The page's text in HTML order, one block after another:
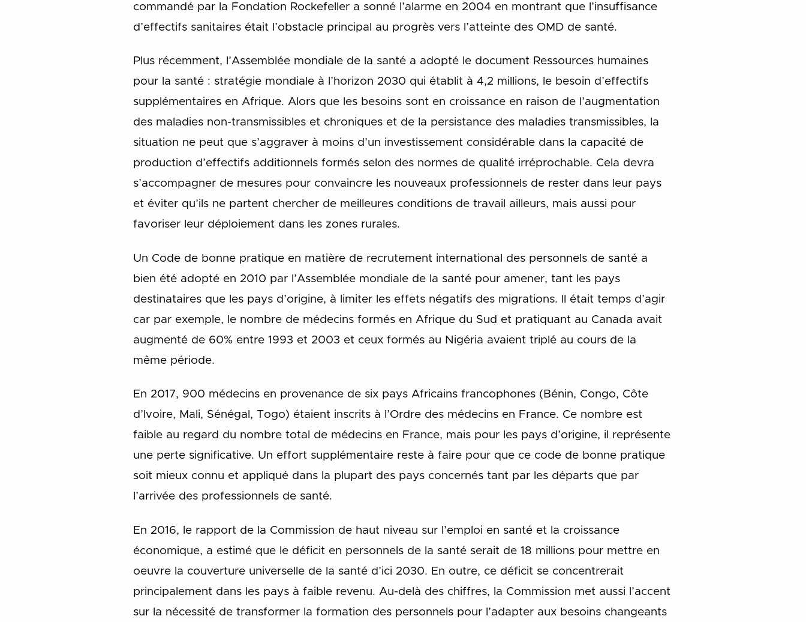
commandé par la Fondation Rockefeller a sonné l’alarme en 2004 en montrant que l’insuffisance
d’effectifs sanitaires était l’obstacle principal au progrès vers l’atteinte des OMD de santé.
Plus récemment, l’Assemblée mondiale de la santé a adopté le document Ressources humaines
pour la santé : stratégie mondiale à l’horizon 2030 qui établit à 4,2 millions, le besoin d’effectifs
supplémentaires en Afrique. Alors que les besoins sont en croissance en raison de l’augmentation
des maladies non-transmissibles et chroniques et de la persistance des maladies transmissibles, la
situation ne peut que s’aggraver à moins d’un investissement considérable dans la capacité de
production d’effectifs additionnels formés selon des normes de qualité irréprochable. Cela devra
s’accompagner de mesures pour convaincre les nouveaux professionnels de rester dans leur pays
et éviter qu’ils ne partent chercher de meilleures conditions de travail ailleurs, mais aussi pour
favoriser leur déploiement dans les zones rurales.
Un Code de bonne pratique en matière de recrutement international des personnels de santé a
bien été adopté en 2010 par l’Assemblée mondiale de la santé pour amener, tant les pays
destinataires que les pays d’origine, à limiter les effets négatifs des migrations. Il était temps d’agir
car par exemple, le nombre de médecins formés en Afrique du Sud et pratiquant au Canada avait
augmenté de 60% entre 1993 et 2003 et ceux formés au Nigéria avaient triplé au cours de la
même période.
En 2017, 900 médecins en provenance de six pays Africains francophones (Bénin, Congo, Côte
d’Ivoire, Mali, Sénégal, Togo) étaient inscrits à l’Ordre des médecins en France. Ce nombre est
faible au regard du nombre total de médecins en France, mais pour les pays d’origine, il représente
une perte significative. Un effort supplémentaire reste à faire pour que ce code de bonne pratique
soit mieux connu et appliqué dans la plupart des pays concernés tant par les départs que par
l’arrivée des professionnels de santé.
En 2016, le rapport de la Commission de haut niveau sur l’emploi en santé et la croissance
économique, a estimé que le déficit en personnels de la santé serait de 18 millions pour mettre en
oeuvre la couverture universelle de la santé d’ici 2030. En outre, ce déficit se concentrerait
principalement dans les pays à faible revenu. Au-delà des chiffres, la Commission met aussi l’accent
sur la nécessité de transformer la formation des personnels pour l’adapter aux besoins changeants